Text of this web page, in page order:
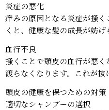
炎症の悪化
痒みの原因となる炎症が掻
くと、健康な髪の成長が妨げ
血行不良
掻くことで頭皮の血行が悪
渡らなくなります。これが抜
頭皮の健康を保つための対策
適切なシャンプーの選択